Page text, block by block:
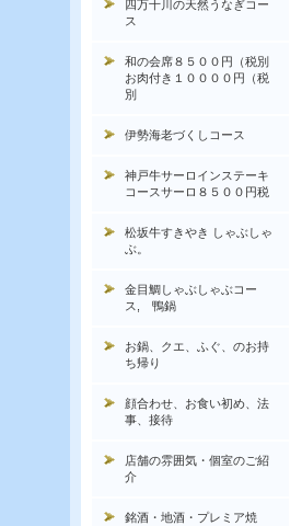
四万十川の天然うなぎコー
ス
和の会席８５００円（税別
お肉付き１００００円（税
別
伊勢海老づくしコース
神戸牛サーロインステーキ
コースサーロ８５００円税
松坂牛すきやき しゃぶしゃ
ぶ。
金目鯛しゃぶしゃぶコー
ス, 鴨鍋
お鍋、クエ、ふぐ、のお持
ち帰り
顔合わせ、お食い初め、法
事、接待
店舗の雰囲気・個室のご紹
介
銘酒・地酒・プレミア焼